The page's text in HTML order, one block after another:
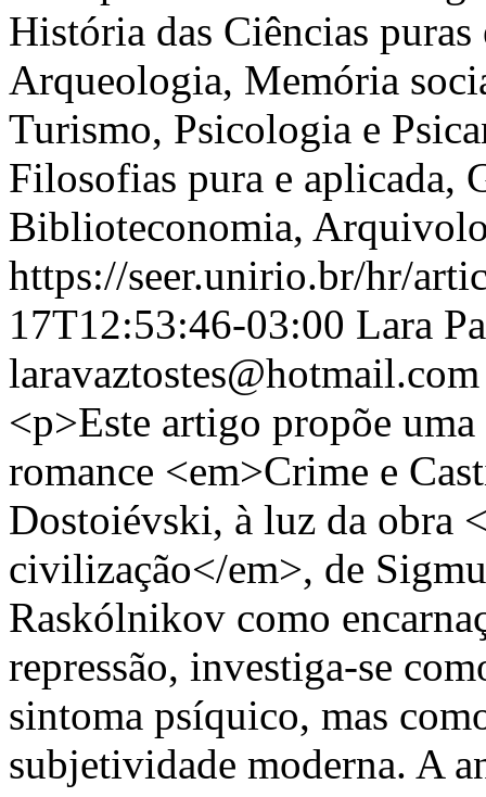
História das Ciências
Arqueologia, Memória
Turismo, Psicologia e
Filosofias pura e aplicada,
Biblioteconomia,
https://seer.unirio.br/hr/
17T12:53:46-03:00 Lara
laravaztostes@hotmail.com
<p>Este artigo propõe
romance <em>Crime e
Dostoiévski, à luz da obra
civilização</em>, de
Raskólnikov como
repressão, investiga-se
sintoma psíquico, mas
subjetividade moderna. A